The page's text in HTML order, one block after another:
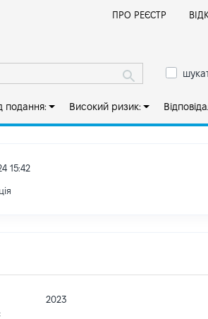
ПРО РЕЄСТР
подання: Високий ризик:
15:42
2023